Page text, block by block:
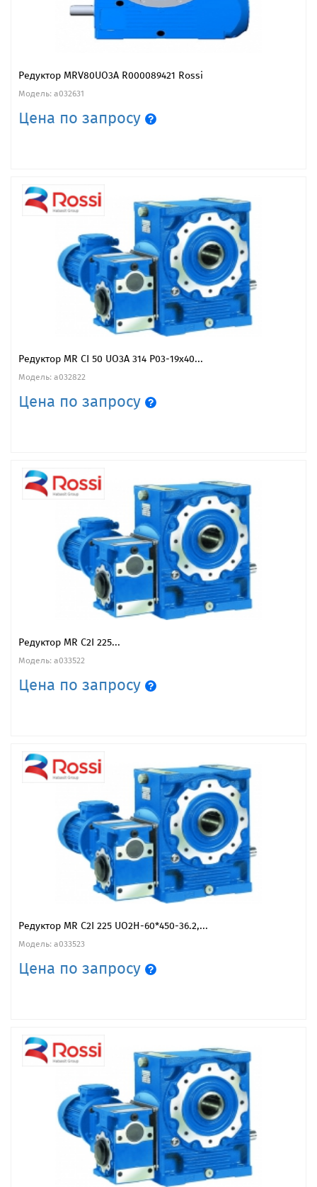
Редуктор MRV80UO3A R000089421 Rossi
Модель: a032631
Цена по запросу
Редуктор MR CI 50 UO3A 314 P03-19x40...
Модель: a032822
Цена по запросу
Редуктор MR C2I 225...
Модель: a033522
Цена по запросу
Редуктор MR C2I 225 UO2H-60*450-36.2,...
Модель: a033523
Цена по запросу